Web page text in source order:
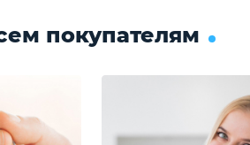
покупателям